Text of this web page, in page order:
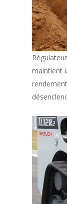
maintient